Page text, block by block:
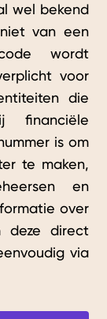
wel bekend
van een
wordt
voor
die
financiële
is om
te maken,
en
over
deze direct
via